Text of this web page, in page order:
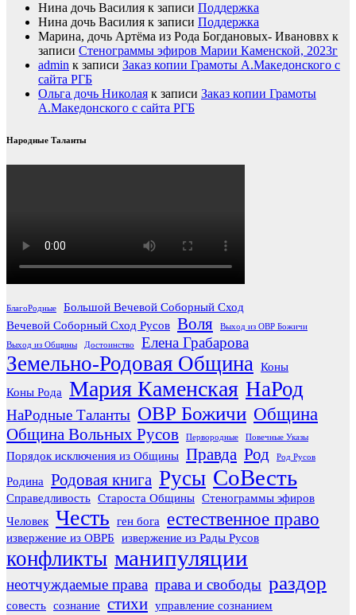
Нина дочь Василия к записи Поддержка
Нина дочь Василия к записи Поддержка
Марина, дочь Артёма из Рода Богдановых- Ивановвх к
записи Стенограммы эфиров Марии Каменской, 2023г
admin к записи Заказ копии Грамоты А.Македонского с
сайта РГБ
Ольга дочь Николая к записи Заказ копии Грамоты
А.Македонского с сайта РГБ
Народные Таланты
БлагоРодные
Большой Вечевой Соборный Сход
Вечевой Соборный Сход Русов Воля Выход из ОВР Божичи
Выход из Общины Достоинство Елена Грабарова
Земельно-Родовая Община Коны
Коны Рода Мария Каменская НаРод
НаРодные Таланты ОВР Божичи Община
Община Вольных Русов Первородные Повечные Указы
Порядок исключения из Общины Правда Род Род Русов
Родина Родовая книга Русы СоВесть
Справедливость Староста Общины Стенограммы эфиров
Человек Честь ген бога естественное право
извержение из ОВРБ извержение из Рады Русов
конфликты манипуляции
неотчуждаемые права права и свободы раздор
совесть сознание стихи управление сознанием